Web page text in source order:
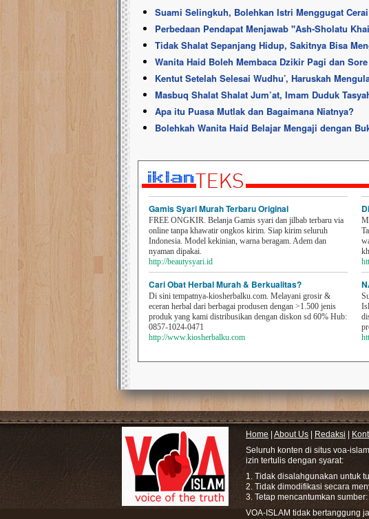
Suami Selingkuh, Bolehkan Istri Menggugat
Perbedaan Pendapat Menjawab ''Ash-Sholatu
Tidak Shalat Sepanjang Hidup, Sakitnya Bisa
Wanita Haid Boleh Membaca Dzikir Pagi dan
Kentut Setelah Selesai Wudhu’, Haruskah
Masbuq Shalat Shalat Jum’at, Imam Duduk
Apa itu Puasa Mutlak dan Bagaimana Niatnya?
Bolehkah Wanita Haid Belajar Mengaji dengan
Gamis Syari Murah Terbaru Original
FREE ONGKIR. Belanja Gamis syari dan jilbab terbaru via
online tanpa khawatir ongkos kirim. Siap kirim seluruh
Indonesia. Model kekinian, warna beragam. Adem dan
nyaman dipakai.
http://beautysyari.id
Cari Obat Herbal Murah & Berkualitas?
Di sini tempatnya-kiosherbalku.com. Melayani grosir &
eceran herbal dari berbagai produsen dengan >1.500 jenis
produk yang kami distribusikan dengan diskon sd 60% Hub:
0857-1024-0471
http://www.kiosherbalku.com
Home About Us Redaksi
Seluruh konten di situs voa-
izin tertulis dengan syarat:
1. Tidak disalahgunakan untuk
2. Tidak dimodifikasi secara
3. Tetap mencantumkan
VOA-ISLAM tidak bertanggung